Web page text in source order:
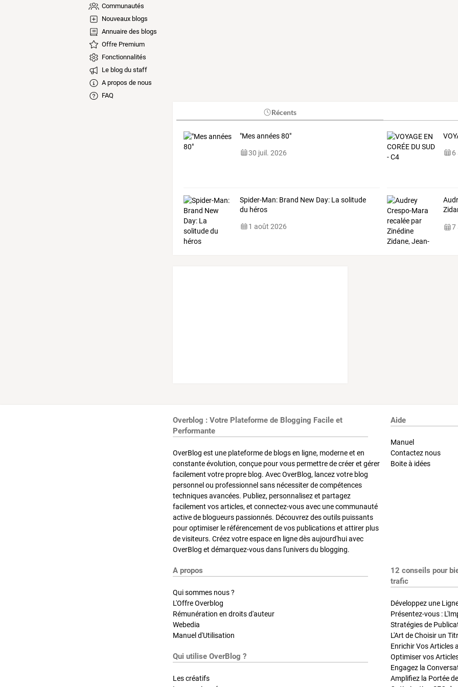
Communautés
Nouveaux blogs
Annuaire des blogs
Offre Premium
Fonctionnalités
Le blog du staff
A propos de nous
FAQ
Récents
"Mes années 80"
30 juil. 2026 6
Spider-Man: Brand New Day: La solitude
du héros
1 août 2026
7
Overblog : Votre Plateforme de Blogging Facile et
Performante
OverBlog est une plateforme de blogs en ligne, moderne et en
constante évolution, conçue pour vous permettre de créer et gérer
facilement votre propre blog. Avec OverBlog, lancez votre blog
personnel ou professionnel sans nécessiter de compétences
techniques avancées. Publiez, personnalisez et partagez
facilement vos articles, et connectez-vous avec une communauté
active de blogueurs passionnés. Découvrez des outils puissants
pour optimiser le référencement de vos publications et attirer plus
de visiteurs. Créez votre espace en ligne dès aujourd'hui avec
OverBlog et démarquez-vous dans l'univers du blogging.
Aide
Manuel
Contactez nous
Boite à idées
A propos
Qui sommes nous ?
L'Offre Overblog
Rémunération en droits d'auteur
Webedia
Manuel d'Utilisation
Qui utilise OverBlog ?
Les créatifs
12 conseils pour
trafic
Développez une
Présentez-vous :
L'Art de Choisir un
Optimiser vos
Engagez la
Amplifiez la Portée